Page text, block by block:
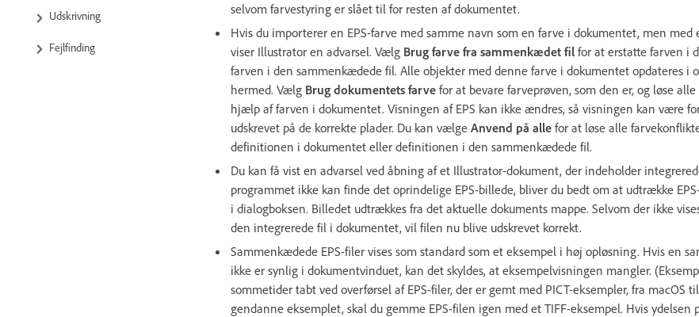
Udskrivning
Fejlfinding
selvom farvestyring er slået til for resten af dokumentet.
Hvis du importerer en EPS-farve med samme navn som en farve i dokumentet, men
viser Illustrator en advarsel. Vælg Brug farve fra sammenkædet fil for at erstatte farven i
farven i den sammenkædede fil. Alle objekter med denne farve i dokumentet opdateres i
hermed. Vælg Brug dokumentets farve for at bevare farveprøven, som den er, og løse
hjælp af farven i dokumentet. Visningen af EPS kan ikke ændres, så visningen kan være
udskrevet på de korrekte plader. Du kan vælge Anvend på alle for at løse alle
definitionen i dokumentet eller definitionen i den sammenkædede fil.
Du kan få vist en advarsel ved åbning af et Illustrator-dokument, der indeholder
programmet ikke kan finde det oprindelige EPS-billede, bliver du bedt om at udtrække
i dialogboksen. Billedet udtrækkes fra det aktuelle dokuments mappe. Selvom der ikke
den integrerede fil i dokumentet, vil filen nu blive udskrevet korrekt.
Sammenkædede EPS-filer vises som standard som et eksempel i høj opløsning. Hvis en
ikke er synlig i dokumentvinduet, kan det skyldes, at eksempelvisningen mangler.
sommetider tabt ved overførsel af EPS-filer, der er gemt med PICT-eksempler, fra macOS
gendanne eksemplet, skal du gemme EPS-filen igen med et TIFF-eksempel. Hvis ydelsen